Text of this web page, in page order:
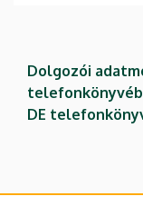
Dolgozói
DE